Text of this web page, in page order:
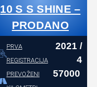
10 S S SHINE –
PRODANO
PRVA
REGISTRACIJA
2021 /
4
PREVOŽENI
57000